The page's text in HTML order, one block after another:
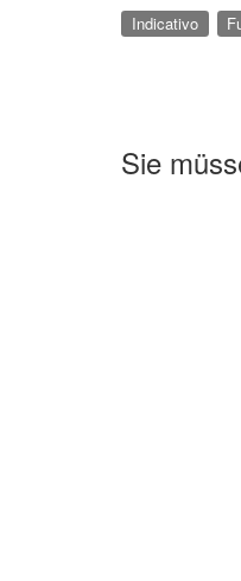
Indicativo
Sie